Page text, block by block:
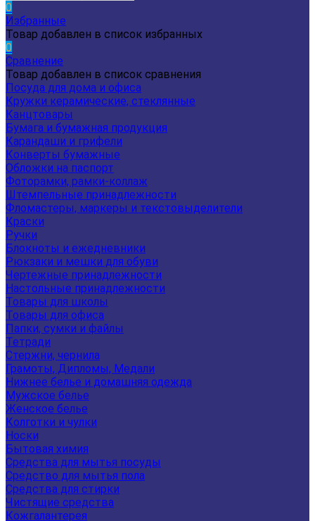
0
Избранные
Товар добавлен в список избранных
0
Сравнение
Товар добавлен в список сравнения
Посуда для дома и офиса
Кружки керамические, стеклянные
Канцтовары
Бумага и бумажная продукция
Карандаши и грифели
Конверты бумажные
Обложки на паспорт
Фоторамки, рамки-коллаж
Штемпельные принадлежности
Фломастеры, маркеры и текстовыделители
Краски
Ручки
Блокноты и ежедневники
Рюкзаки и мешки для обуви
Чертежные принадлежности
Настольные принадлежности
Товары для школы
Товары для офиса
Папки, сумки и файлы
Тетради
Стержни, чернила
Грамоты, Дипломы, Медали
Нижнее белье и домашняя одежда
Мужское белье
Женское белье
Колготки и чулки
Носки
Бытовая химия
Средства для мытья посуды
Средство для мытья пола
Средства для стирки
Чистящие средства
Кожгалантерея